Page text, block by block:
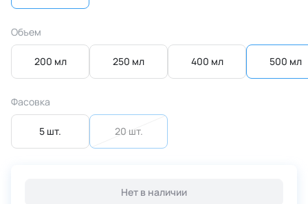
Объем
200 мл 250 мл 400 мл 500 мл
Фасовка
5 шт. 20 шт.
Нет в наличии